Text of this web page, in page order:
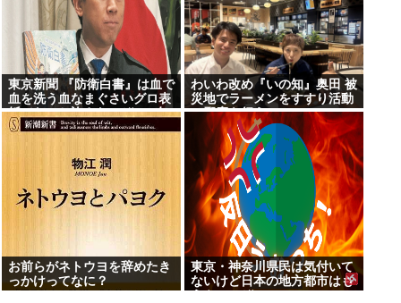
東京新聞 『防衛白書』は血で
血を洗う血なまぐさいグロ表
紙でないと許さないぞ!!→有
権者「？？？」
わいわ改め『いの知』奥田 被
災地でラーメンをすすり活動
の邪魔を行う
お前らがネトウヨを辞めたき
っかけってなに？
東京・神奈川県民は気付いて
ないけど日本の地方都市はも
うやべーぞ